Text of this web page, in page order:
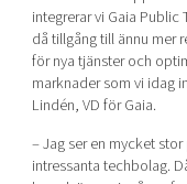
integrerar vi Gaia
då tillgång till ännu mer
för nya tjänster och
marknader som vi idag
Lindén, VD för Gaia.
– Jag ser en mycket
intressanta techbolag.